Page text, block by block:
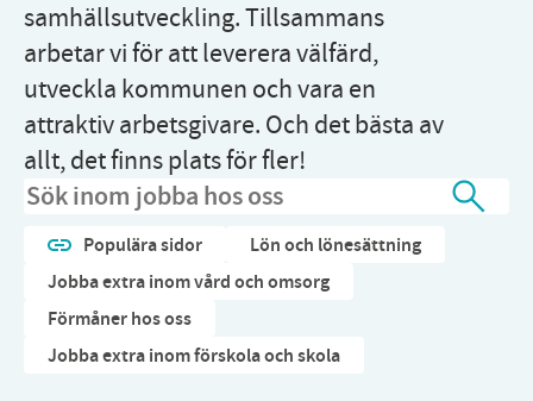
samhällsutveckling. Tillsammans
arbetar vi för att leverera välfärd,
utveckla kommunen och vara en
attraktiv arbetsgivare. Och det bästa av
allt, det finns plats för fler!
Sidsök
Populära sidor
Lön och lönesättning
Jobba extra inom vård och omsorg
Förmåner hos oss
Jobba extra inom förskola och skola